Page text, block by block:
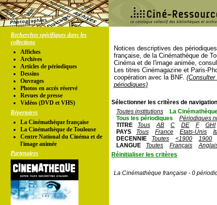
Recherches spécifiques dans les
collections
Affiches
Archives
Articles de périodiques
Dessins
Ouvrages
Photos en accés réservé
Revues de presse
Vidéos (DVD et VHS)
Répertoires
La Cinémathèque française
La Cinémathèque de Toulouse
Centre National du Cinéma et de
l'image animée
Partenaires
Notices descriptives des
française, de la Cinémathèque de
Cinéma et de l'image animée,
Les titres Cinémagazine et Paris-
coopération avec la BNF.
périodiques)
Sélectionner les critères de
Toutes institutions
La
Tous les périodiques
Périodiques
TITRE
Tous AB C DE F
GHI
PAYS
Tous France Etats-Unis
DECENNIE
Toutes <1900
1900
LANGUE
Toutes Français
Réinitialiser les critères
La Cinémathèque française - 0